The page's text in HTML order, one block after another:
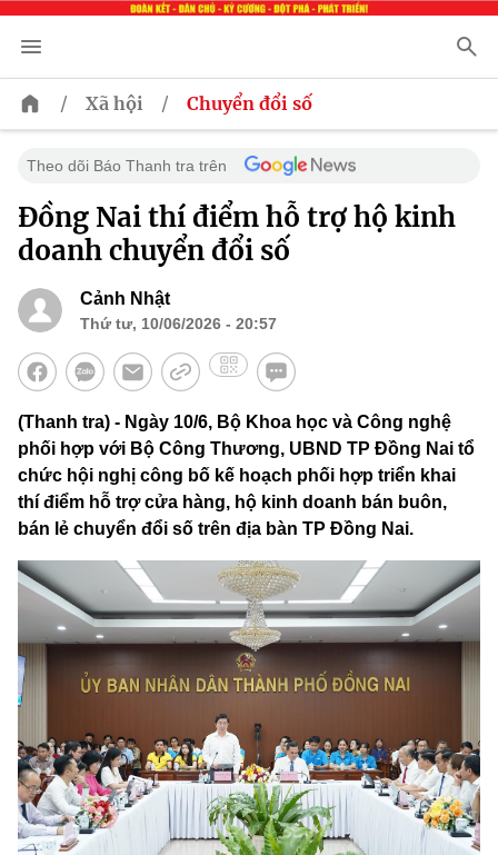
/ Xã hội / Chuyển đổi số
Theo dõi Báo Thanh tra trên
Đồng Nai thí điểm hỗ trợ hộ kinh
doanh chuyển đổi số
Cảnh Nhật
Thứ tư, 10/06/2026 - 20:57
(Thanh tra) - Ngày 10/6, Bộ Khoa học và Công nghệ
phối hợp với Bộ Công Thương, UBND TP Đồng Nai tổ
chức hội nghị công bố kế hoạch phối hợp triển khai
thí điểm hỗ trợ cửa hàng, hộ kinh doanh bán buôn,
bán lẻ chuyển đổi số trên địa bàn TP Đồng Nai.